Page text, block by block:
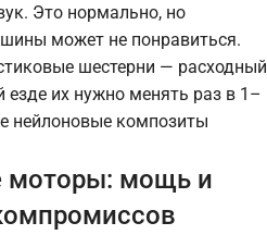
Это нормально, но
может не понравиться.
шестерни — расходный
езде их нужно менять раз в 1–
нейлоновые композиты
моторы: мощь и